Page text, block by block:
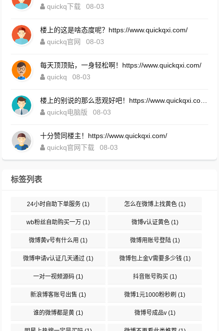
quickq下载
08-03
楼上的这是啥态度呢？https://www.quickqxi.com/
quickq官网
08-03
每天顶顶贴，一身轻松啊！https://www.quickqxi.com/
quickq
08-03
quickq电脑版
08-03
十分赞同楼主！https://www.quickqxi.com/
quickq官网下载
08-03
标签列表
24小时自助下单服务 (1) 怎么在微博上找黄色(1)
wb粉丝自助购买一万 (1) 微博v认证黄色(1)
微博黄v号有什么用 (1) 微博用账号登陆(1)
微博申请v认证几天通过 (1) 微博包上金V需要多少钱(1)
一对一视频源码 (1) 抖音账号购买(1)
新浪博客账号出售 (1) 微博1元1000粉秒刷 (1)
谁的微博都是黄 (1) 微博号成品v(1)